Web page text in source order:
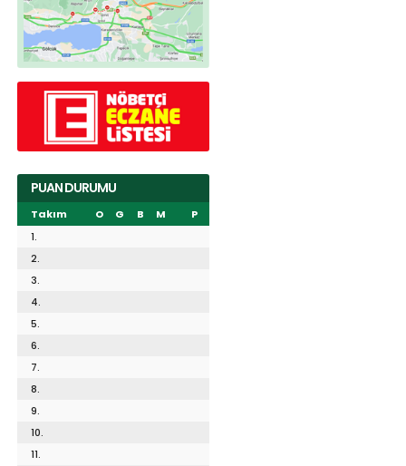
PUAN DURUMU
Takım O G B M
P
1.
2.
3.
4.
5.
6.
7.
8.
9.
10.
11.